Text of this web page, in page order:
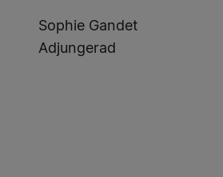
Sophie Gandet
Adjungerad